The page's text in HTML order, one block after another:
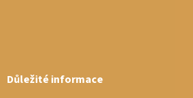
Důležité informace